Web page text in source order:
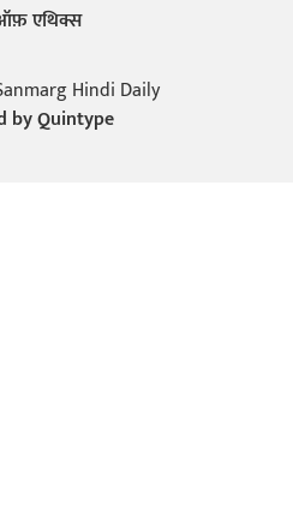
एथिक्स
Hindi Daily
byQuintype